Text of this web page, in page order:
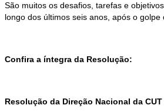
São muitos os desafios, tarefas e
longo dos últimos seis anos, após o golpe
Confira a íntegra da Resolução:
Resolução da Direção Nacional da CUT